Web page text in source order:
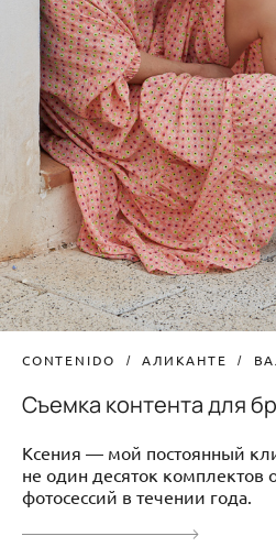
CONTENIDO АЛИКАНТЕ
Съемка контента для
Ксения — мой постоянный
не один десяток
фотосессий в течении года.